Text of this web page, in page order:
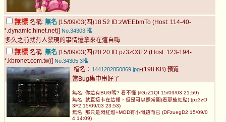
無標 名稱: 無名 [15/09/03(四)18:52 ID:zWEEbmTo (Host: 114-40-
*.dynamic.hinet.net)] No.34303 推
多久之前就有人發現的事情還拿來在這自嗨
無標 名稱: 無名 [15/09/03(四)20:20 ID:pz3zO3F2 (Host: 123-194-
*.kbronet.com.tw)] No.34305 3推
檔名： 1441282850869.jpg-(198 KB) 預覽
當Bug集中串好了
無名: 你這有BUG嗎? 看不懂 (ilGzZ1QI 15/09/03 21:59)
無名: 就直接卡在這裡，但是可以照常開(看那些紅點) (pz3zO
3F2 15/09/03 23:53)
無名: 那只是閃紅燈+MOD有小問題而已 (DFzuegD2 15/09/0
4 14:09)